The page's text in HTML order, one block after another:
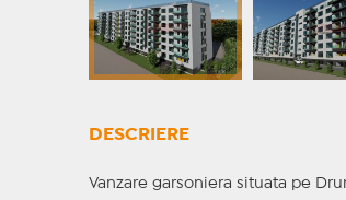
DESCRIERE
Vanzare garsoniera situata pe